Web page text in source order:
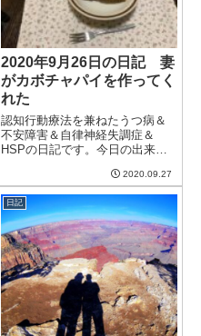
2020年9月26日の日記 妻
がカボチャパイを作ってく
れた
認知行動療法を兼ねたうつ病＆
不安障害＆自律神経失調症＆
HSPの日記です。今日の出来事
ったが、細かい雨が降り続いて
いた。気温は低く過ごしやす
い。妻が猫を動物病院に連れて
行った。手術後の定期検診のた
め。幸い、数値は悪...
2020.09.27
日記